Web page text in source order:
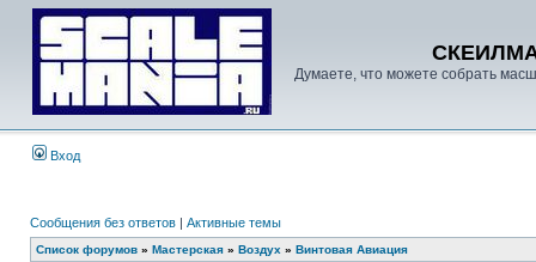
Думаете, что можете собрать
Вход
Сообщения без ответов | Активные темы
Список форумов » Мастерская » Воздух » Винтовая Авиация